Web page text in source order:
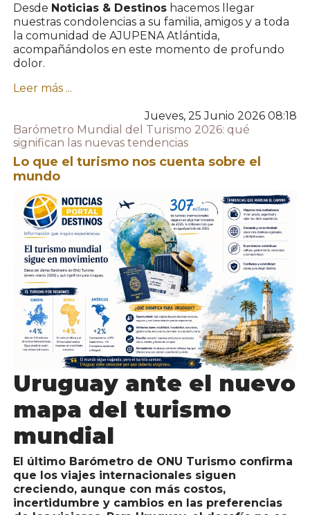
Desde Noticias & Destinos hacemos llegar
nuestras condolencias a su familia, amigos y a toda
la comunidad de AJUPENA Atlántida,
acompañándolos en este momento de profundo
dolor.
Leer más ...
Jueves, 25 Junio 2026 08:18
Barómetro Mundial del Turismo 2026: qué
significan las nuevas tendencias
Lo que el turismo nos cuenta sobre el
mundo
Uruguay ante el nuevo
mapa del turismo
mundial
El último Barómetro de ONU Turismo confirma
que los viajes internacionales siguen
creciendo, aunque con más costos,
incertidumbre y cambios en las preferencias